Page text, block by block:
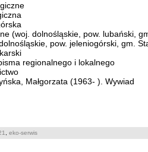
(woj. dolnośląskie, pow. lubański,
pow. jeleniogórski, gm.
regionalnego i lokalnego
Małgorzata (1963- ). Wywiad
eko-serwis